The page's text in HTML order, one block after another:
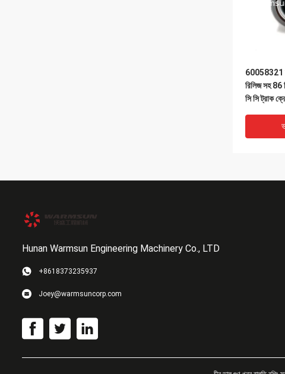
60058321
রিলিজ সহ
সি সি ট্রাক
Hunan Warmsun Engineering Machinery Co., LTD
+8618373235937
Joey@warmsuncorp.com